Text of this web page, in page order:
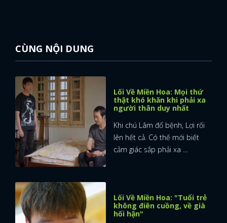
CÙNG NỘI DUNG
Lối Về Miền Hoa: Mọi thứ
thật khó khăn khi phải xa
người thân duy nhất
Khi chú Lâm đổ bệnh, Lợi rối
lên hết cả. Có thế mới biết
cảm giác sắp phải xa ...
Lối Về Miền Hoa: "Tuổi trẻ
không điên cuồng, về già
hối hận"